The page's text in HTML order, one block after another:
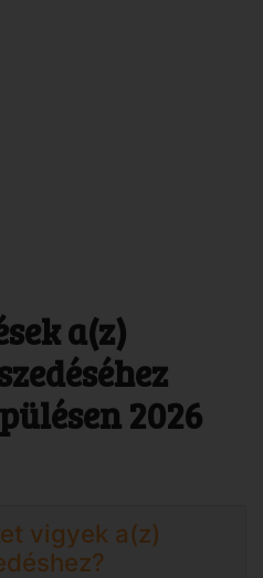
a(z)
2026
vigyek a(z)